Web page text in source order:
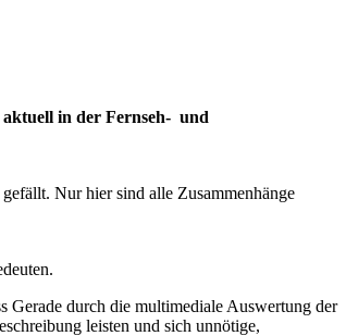
in der Fernseh- und
Nur hier sind alle Zusammenhänge
durch die multimediale Auswertung der
leisten und sich unnötige,